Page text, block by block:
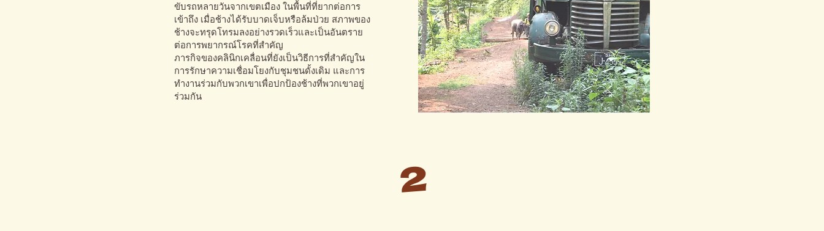
ขับรถหลายวันจากเขตเมือง ในพื้นที่ที่ยากต่อการ
เข้าถึง เมื่อช้างได้รับบาดเจ็บหรือล้มป่วย สภาพของ
ช้างจะทรุดโทรมลงอย่างรวดเร็วและเป็นอันตราย
ต่อการพยากรณ์โรคที่สำคัญ
ภารกิจของคลินิกเคลื่อนที่ยังเป็นวิธีการที่สำคัญใน
การรักษาความเชื่อมโยงกับชุมชนดั้งเดิม และการ
ทำงานร่วมกับพวกเขาเพื่อปกป้องช้างที่พวกเขาอยู่
ร่วมกัน
2